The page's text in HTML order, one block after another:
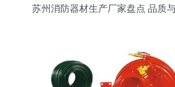
苏州消防器材生产厂家盘点 品质